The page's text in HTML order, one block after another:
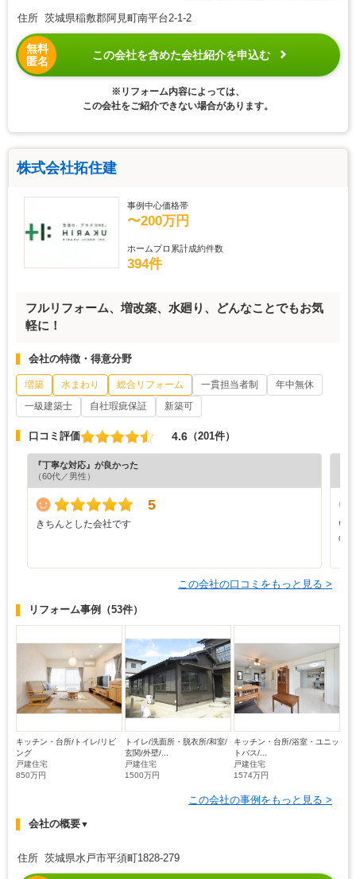
住所 茨城県稲敷郡阿見町南平台2-1-2
無料
匿名
この会社を含めた会社紹介を申込む
※リフォーム内容によっては、
この会社をご紹介できない場合があります。
株式会社拓住建
事例中心価格帯
〜200万円
ホームプロ累計成約件数
394件
フルリフォーム、増改築、水廻り、どんなことでもお気
軽に！
会社の特徴・得意分野
増築 水まわり 総合リフォーム 一貫担当者制
年中無休
一級建築士
自社瑕疵保証 新築可
口コミ評価 4.6 （201件）
『丁寧な対応』が良かった
（60代／男性）
5
きちんとした会社です
い
の
この会社の口コミをもっと見る >
リフォーム事例 （53件）
キッチン・台所/トイレ/リビ
ング
戸建住宅
850万円
トイレ/洗面所・脱衣所/和室/
玄関/外壁/...
戸建住宅
1500万円
キッチン・台所/浴室・ユニッ
トバス/...
戸建住宅
1574万円
この会社の事例をもっと見る >
会社の概要▼
住所 茨城県水戸市平須町1828-279